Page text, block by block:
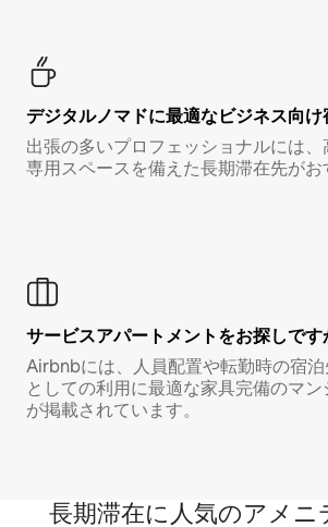
デジタルノマド⁠に最⁠適⁠なビ⁠ジ⁠ネ⁠ス⁠向⁠け
出張の多いプロフェッショナルには
専用スペースを備えた長期滞在先がお
サービスアパートメントをお探しです
Airbnbには、人員配置や転勤時の宿
としての利用に最適な家具完備のマン
が掲載されています。
長期滞在に人気のアメニ